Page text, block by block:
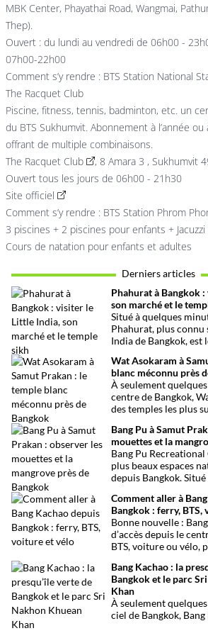
MBK Center, Phayathai Road, Wangmai,
Thep).
Ouvert : du lundi au vendredi de 06h00 -
07h00-22h00
Comment s’y rendre : BTS Station National
The Racquet Club
Piscine, fitness, tennis, badminton, etc. un
du BTS Sukhumvit. Abonnement à l’année
offrant de multiple combinaisons.
The Racquet Club
, 8 Amara 3 , Sukhumvit
Ouvert tous les jours de 06h00 - 21h30
Site officiel
Comment s’y rendre : BTS Station Phrom
3 piscines + 2 piscines pour enfants +
Cours de natation pour enfants et adultes
Derniers articles
Phahurat à Bangkok
son marché et le
Situé à quelques
Phahurat, plus connu
India de Bangkok,
capitale thaïlandaise.
marché aux tissus, ses
traditionnels, ses
impressionnant
offre une immersion
Bangkok.
Wat Asokaram à
blanc méconnu près
À seulement
centre de Bangkok,
des temples les plus
de l’architecture
paisible et son
de la méditation, il
originale loin des
habituels.
Bang Pu à Samut
mouettes et la
Bang Pu Recreational
plus beaux espaces
depuis Bangkok.
ouvert sur le golfe de
mangroves
milliers d’oiseaux
Comment aller à
Bangkok : ferry, BTS,
Bonne nouvelle :
d’accès depuis le
BTS, voiture ou vélo,
oasis de verdure.
Bang Kachao : la
Bangkok et le parc
Khan
À seulement
ciel de Bangkok,